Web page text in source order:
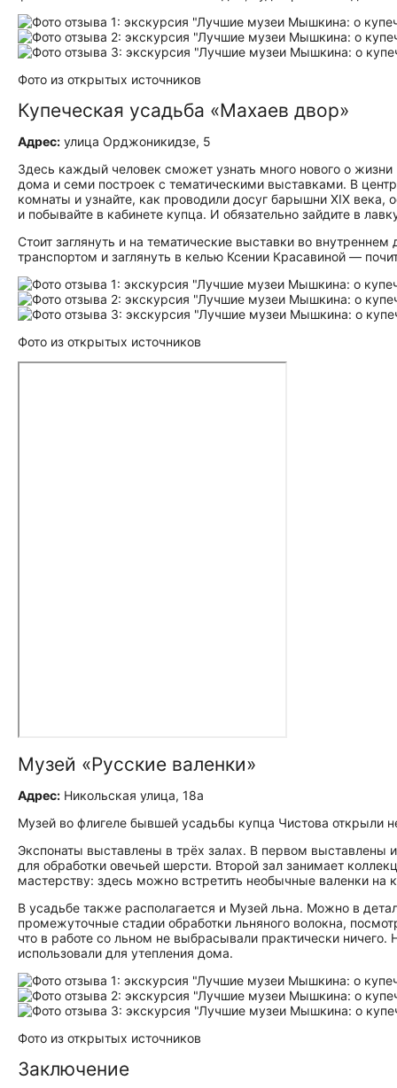
Фото из открытых источников
Купеческая усадьба «Махаев двор»
Адрес: улица Орджоникидзе, 5
Здесь каждый человек сможет узнать много нового о
дома и семи построек с тематическими выставками. В
комнаты и узнайте, как проводили досуг барышни XIX века,
и побывайте в кабинете купца. И обязательно зайдите в
Стоит заглянуть и на тематические выставки во
транспортом и заглянуть в келью Ксении Красавиной —
Фото из открытых источников
Музей «Русские валенки»
Адрес: Никольская улица, 18а
Музей во флигеле бывшей усадьбы купца Чистова открыли
Экспонаты выставлены в трёх залах. В первом
для обработки овечьей шерсти. Второй зал занимает
мастерству: здесь можно встретить необычные валенки
В усадьбе также располагается и Музей льна. Можно в
промежуточные стадии обработки льняного волокна,
что в работе со льном не выбрасывали практически
использовали для утепления дома.
Фото из открытых источников
Заключение